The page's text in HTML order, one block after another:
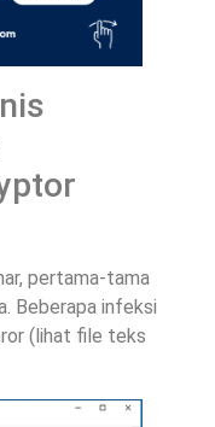
pertama-tama
Beberapa infeksi
(lihat file teks